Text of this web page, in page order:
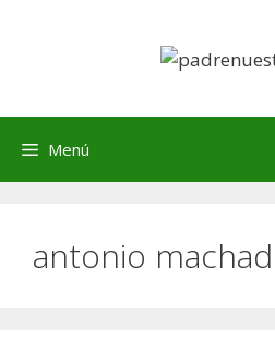
Menú
antonio